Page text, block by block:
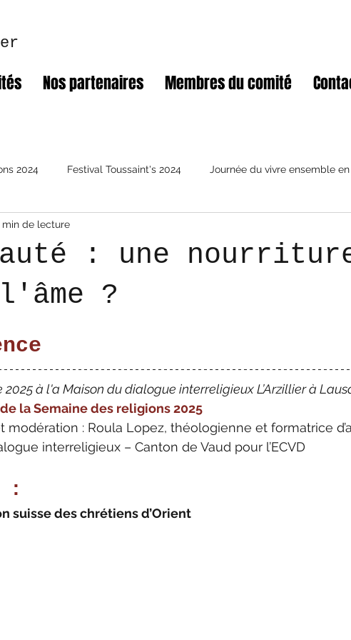
Nos partenaires Membres du comité
2024 Festival Toussaint's 2024 Journée du vivre ensemble
: une
?
min de lecture
2025 à l'a Maison du dialogue interreligieux L’Arzillier à
la Semaine des religions 2025
modération : Roula Lopez, théologienne et formatrice
interreligieux – Canton de Vaud pour l’ECVD
:
suisse des chrétiens d’Orient